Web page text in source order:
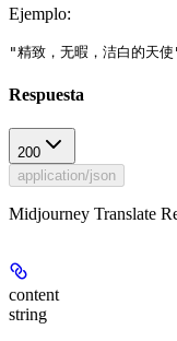
Ejemplo:
"精致，无暇，洁白的天
Respuesta
200
application/json
Midjourney Translate
content
string